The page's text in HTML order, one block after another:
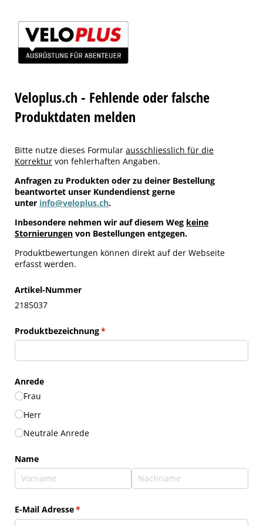
Veloplus.ch - Fehlende oder falsche
Produktdaten melden
Bitte nutze dieses Formular ausschliesslich für die
Korrektur von fehlerhaften Angaben.
Anfragen zu Produkten oder zu deiner Bestellung
beantwortet unser Kundendienst gerne
unter info@veloplus.ch.
Inbesondere nehmen wir auf diesem Weg keine
Stornierungen von Bestellungen entgegen.
Produktbewertungen können direkt auf der Webseite
erfasst werden.
Artikel-Nummer
2185037
Produktbezeichnung*
(erforderlich)
Anrede
Frau
Herr
Neutrale Anrede
Name
E-Mail Adresse*
(erforderlich)